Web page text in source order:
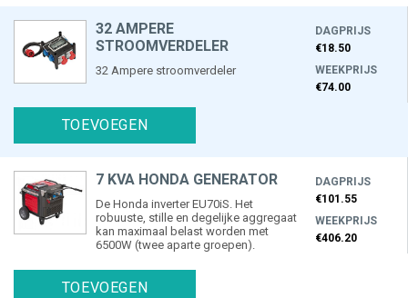
32 AMPERE
STROOMVERDELER
32 Ampere stroomverdeler
DAGPRIJS
€18.50
WEEKPRIJS
€74.00
TOEVOEGEN
7 KVA HONDA GENERATOR
De Honda inverter EU70iS. Het
robuuste, stille en degelijke aggregaat
kan maximaal belast worden met
6500W (twee aparte groepen).
DAGPRIJS
€101.55
WEEKPRIJS
€406.20
TOEVOEGEN